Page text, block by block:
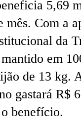
5,69
mês. Com a
da
em
de 13 kg.
gastará R$
benefício.